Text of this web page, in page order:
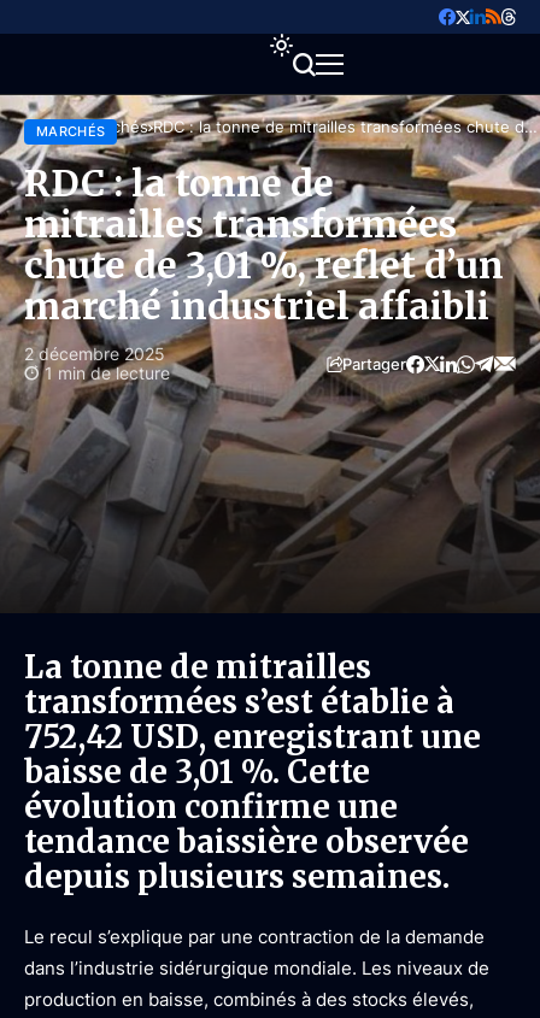
Accueil Marchés RDC : la tonne de mitrailles transformées chute de
3,01 %, reflet d’un marché industriel affaibli
MARCHÉS
RDC : la tonne de
mitrailles transformées
chute de 3,01 %, reflet d’un
marché industriel affaibli
2 décembre 2025
1 min de lecture
Partager
La tonne de mitrailles
transformées s’est établie à
752,42 USD, enregistrant une
baisse de 3,01 %. Cette
évolution confirme une
tendance baissière observée
depuis plusieurs semaines.
Le recul s’explique par une contraction de la demande
dans l’industrie sidérurgique mondiale. Les niveaux de
production en baisse, combinés à des stocks élevés,